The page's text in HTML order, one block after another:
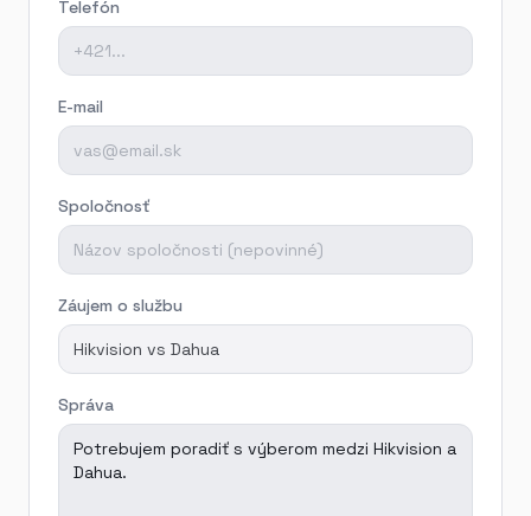
Dunajská Streda — kamery
Dunajská Streda — Ajax
Telefón
E-mail
Spoločnosť
Záujem o službu
Správa